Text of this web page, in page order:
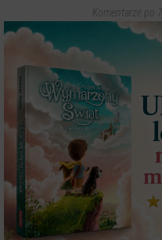
Komentarze po